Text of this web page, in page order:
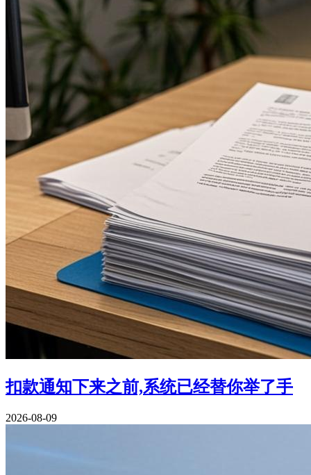
扣款通知下来之前,系统已经替你举了手
2026-08-09